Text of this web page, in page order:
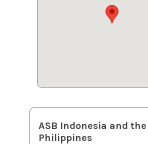
ASB Indonesia and the
Philippines